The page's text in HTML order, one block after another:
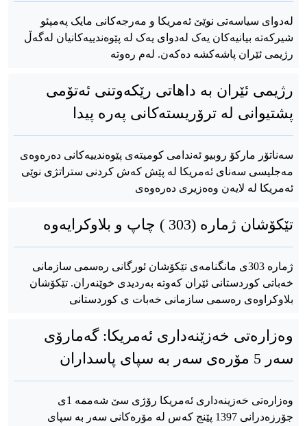
لەدوای سیاسەتی نوێێ‌ ئەمریکا و مەرجەکانی مایک پەمپئو
شیرکەتە بیانیەکان یەک لەدوای یەک لە پێوەندییەکانیان لەگەڵ
رژیمی ئێران پاشەکشە دەکەن. لەم رەوتە
رژیمی ئێران بە داهاتی رێکەوتنی ئەتۆمی
پشتیوانی لە ترۆریستەکانی پەرە پیدا
سەناتۆر مارکۆ روبیو ئەندامی کومیتەی پێوەندییەکانی دەرەوەی
مەجلیسی سەنای ئەمریکا لە پێش کەش کردنی ستراتژی نوێی
ئەمریکا لە لایەن وەەزیری دەرەوەی
تێکۆشان ژمارە (303 ) چاپ و بلاوکرایەوە
ژمارە 303ی مانگنامەی تێکۆشان ئورگانی رەسمی سازمانی
خەباتی کوردستانی ئێران کەوتە بەردیدی خوێنەران. تێکۆشان
بلاوکراوەی رەسمی سازمانی خەبات ی کوردستانی
وەزارەتی خەزێنەداری ئەمریکا: گەمارۆی
سەر 5 مۆرەی سەر بە سپای پاسداران
وەزارەتی خەزینەداری ئەمریکا رۆژی سێ شەممە 1ی
جۆرزەدرانی 1397 پێنج کەس لە مۆرەکانی سەر بە سپای